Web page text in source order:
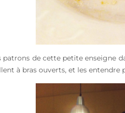
de cette petite enseigne
à bras ouverts, et les